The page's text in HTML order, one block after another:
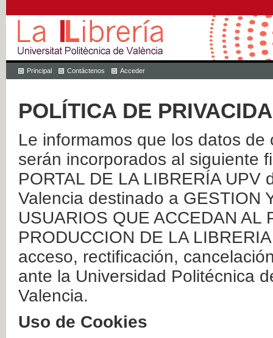
Principal Contáctenos Acceder
POLÍTICA DE
Le informamos que los datos
serán incorporados al siguiente
PORTAL DE LA LIBRERÍA
Valencia destinado a GESTION
USUARIOS QUE ACCEDAN AL
PRODUCCION DE LA
acceso, rectificación,
ante la Universidad Politécnica
Valencia.
Uso de Cookies